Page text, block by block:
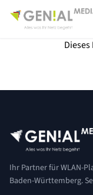
Ihr Partner für WLAN-
Baden-Württemberg.